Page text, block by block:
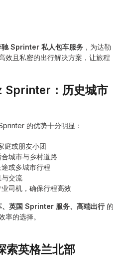
Sprinter 私人包车服务 ，为达勒
效且私密的出行解决方案，让旅程
Sprinter：历史城市
的优势十分明显：
庭或朋友小团
城市与乡村道路
或多城市行程
交流
司机，确保行程高效
英国 Sprinter 服务、高端出行的
率的选择。
索英格兰北部